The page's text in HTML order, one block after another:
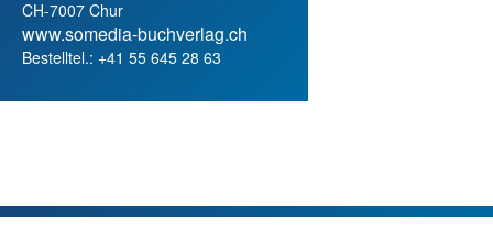
CH-7007 Chur
www.somedia-buchverlag.ch
Bestelltel.: +41 55 645 28 63